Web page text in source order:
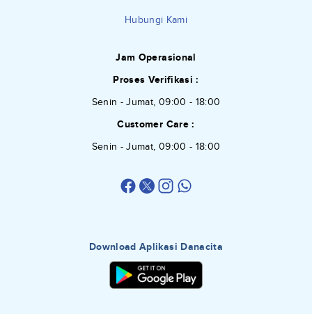
Hubungi Kami
Jam Operasional
Proses Verifikasi :
Senin - Jumat, 09:00 - 18:00
Customer Care :
Senin - Jumat, 09:00 - 18:00
Download Aplikasi Danacita